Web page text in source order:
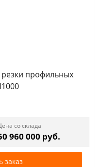
профильных
со склада
960 000 руб.
заказ